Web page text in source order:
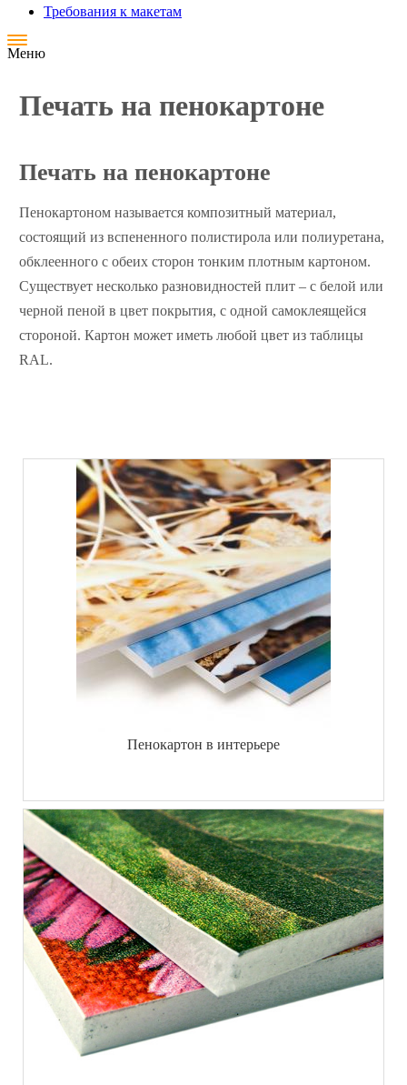
Требования к макетам
Меню
Печать на пенокартоне
Печать на пенокартоне
Пенокартоном называется композитный материал,
состоящий из вспененного полистирола или полиуретана,
обклеенного с обеих сторон тонким плотным картоном.
Существует несколько разновидностей плит – с белой или
черной пеной в цвет покрытия, с одной самоклеящейся
стороной. Картон может иметь любой цвет из таблицы
RAL.
Пенокартон в интерьере